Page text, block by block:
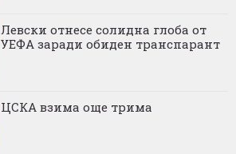
Левски отнесе солидна глоба от
УЕФА заради обиден транспарант
ЦСКА взима още трима